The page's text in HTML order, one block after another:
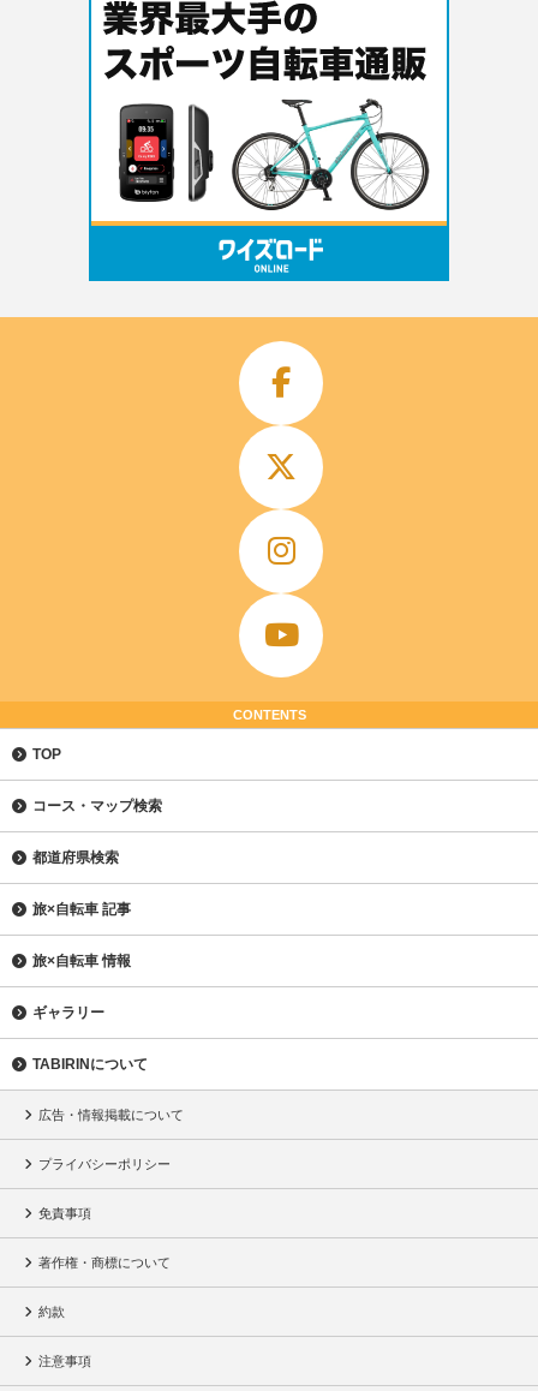
CONTENTS
TOP
コース・マップ検索
都道府県検索
旅×自転車 記事
旅×自転車 情報
ギャラリー
TABIRINについて
広告・情報掲載について
プライバシーポリシー
免責事項
著作権・商標について
約款
注意事項